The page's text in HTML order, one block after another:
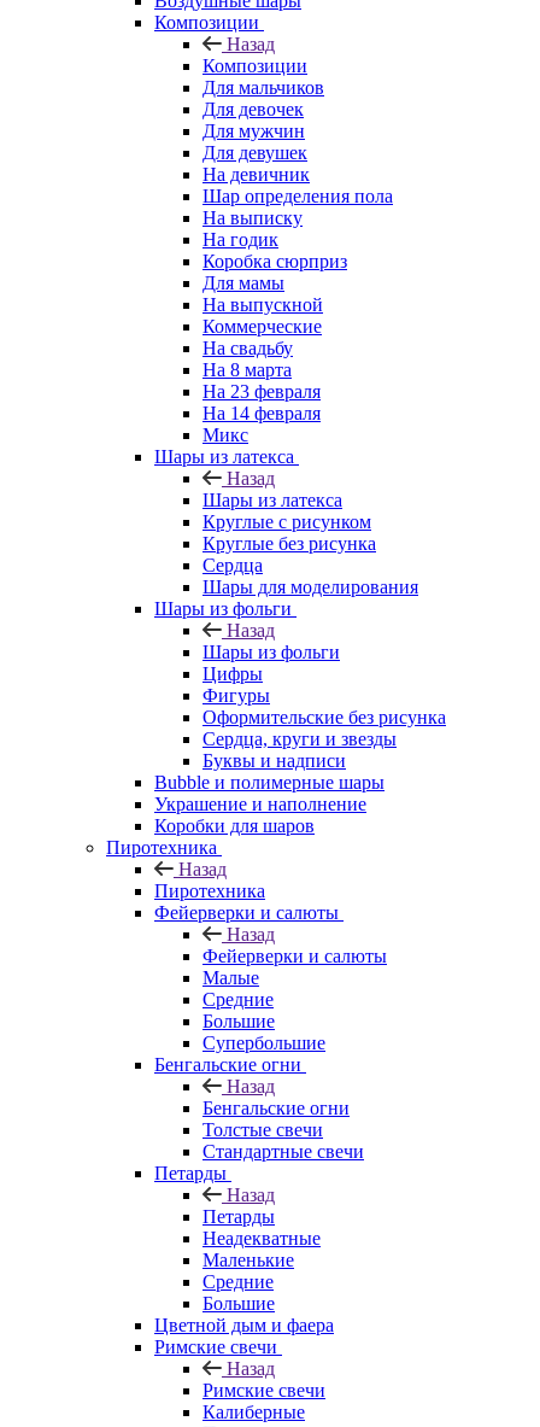
Композиции
Назад
Композиции
Для мальчиков
Для девочек
Для мужчин
Для девушек
На девичник
Шар определения пола
На выписку
На годик
Коробка сюрприз
Для мамы
На выпускной
Коммерческие
На свадьбу
На 8 марта
На 23 февраля
На 14 февраля
Микс
Шары из латекса
Назад
Шары из латекса
Круглые с рисунком
Круглые без рисунка
Сердца
Шары для моделирования
Шары из фольги
Назад
Шары из фольги
Цифры
Фигуры
Оформительские без рисунка
Сердца, круги и звезды
Буквы и надписи
Bubble и полимерные шары
Украшение и наполнение
Коробки для шаров
Пиротехника
Назад
Пиротехника
Фейерверки и салюты
Назад
Фейерверки и салюты
Малые
Средние
Большие
Супербольшие
Бенгальские огни
Назад
Бенгальские огни
Толстые свечи
Стандартные свечи
Петарды
Назад
Петарды
Неадекватные
Маленькие
Средние
Большие
Цветной дым и фаера
Римские свечи
Назад
Римские свечи
Калиберные